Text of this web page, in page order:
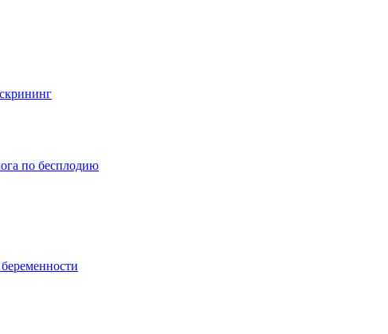
по бесплодию